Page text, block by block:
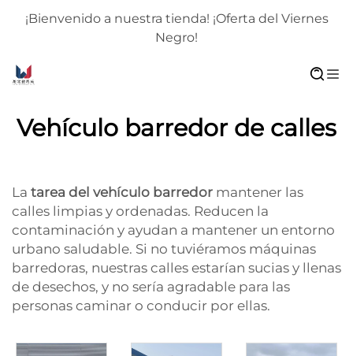
¡Bienvenido a nuestra tienda! ¡Oferta del Viernes
Negro!
Vehículo barredor de calles
La tarea del vehículo barredor mantener las
calles limpias y ordenadas. Reducen la
contaminación y ayudan a mantener un entorno
urbano saludable. Si no tuviéramos máquinas
barredoras, nuestras calles estarían sucias y llenas
de desechos, y no sería agradable para las
personas caminar o conducir por ellas.